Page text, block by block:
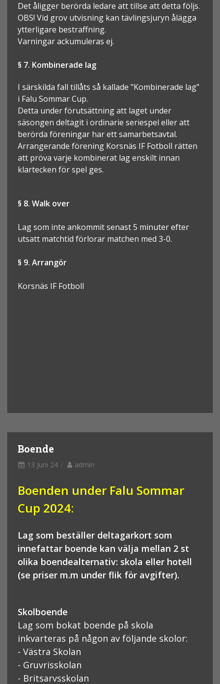
Det åligger berörda ledare att tillse att detta följs.
OBS! Vid grov utvisning kan tävlingsjuryn ålägga
ytterligare bestraffning.
Varningar ackumuleras ej.
§ 7. Kombinerade lag
I särskilda fall tillåts så kallade "Kombinerade lag"
i Falu Sommar Cup.
Detta under förutsättning att laget under
säsongen deltagit i ordinarie seriespel eller att
berörda föreningar har ett samarbetsavtal.
Arrangerande förening Korsnäs IF Fotboll rätten
att pröva varje kombinerat lag enskilt innan
klartecken för spel ges.
§ 8. Walk over
Lag som inte ankommit senast 5 minuter efter
utsatt matchtid förlorar matchen med 3-0.
§ 9. Arrangör
Korsnäs IF Fotboll
Boende
13 Juni 24 admin
Boenden under Falu Sommar
Cup 2024:
Lag som beställer deltagarkort som
innefattar boende kan välja mellan 2 st
olika boendealternativ: skola eller hotell
(se priser m.m under flik för avgifter).
Skolboende
Lag som bokat boende på skola
inkvarteras på någon av följande skolor:
- Västra Skolan
- Gruvrisskolan
- Britsarvsskolan